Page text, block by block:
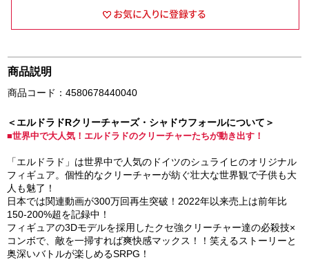
商品説明
商品コード：4580678440040
＜エルドラドRクリーチャーズ・シャドウフォールについて＞
■世界中で大人気！エルドラドのクリーチャーたちが動き出す！
「エルドラド」は世界中で人気のドイツのシュライヒのオリジナル
フィギュア。個性的なクリーチャーが紡ぐ壮大な世界観で子供も大
人も魅了！
日本では関連動画が300万回再生突破！2022年以来売上は前年比
150-200%超を記録中！
フィギュアの3Dモデルを採用したクセ強クリーチャー達の必殺技×
コンボで、敵を一掃すれば爽快感マックス！！笑えるストーリーと
奥深いバトルが楽しめるSRPG！